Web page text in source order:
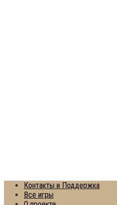
Контакты и Поддержка
Все игры